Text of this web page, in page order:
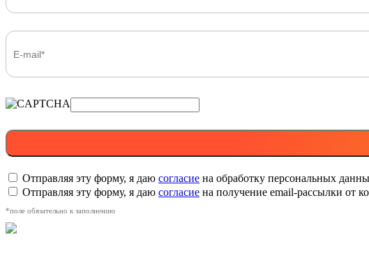
Отправляя эту форму, я даю согласие на обработку персональных
Отправляя эту форму, я даю согласие на получение email-рассылки
*поле обязательно к заполнению